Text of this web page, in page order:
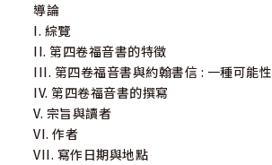
導論
I. 綜覽
II. 第四卷福音書的特徵
III. 第四卷福音書與約翰書信 : 一種可能性
IV. 第四卷福音書的撰寫
V. 宗旨與讀者
VI. 作者
VII. 寫作日期與地點